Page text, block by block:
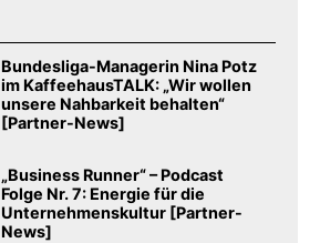
Bundesliga-Managerin Nina Potz
im KaffeehausTALK: „Wir wollen
unsere Nahbarkeit behalten“
[Partner-News]
„Business Runner“ – Podcast
Folge Nr. 7: Energie für die
Unternehmenskultur [Partner-
News]